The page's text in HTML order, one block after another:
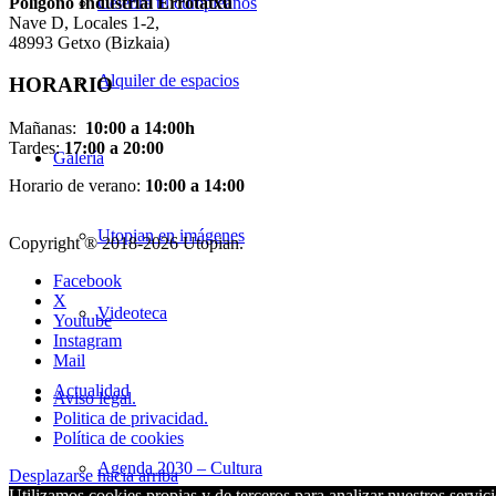
Alquiler de espacios
Galería
Utopian en imágenes
Videoteca
Actualidad
Agenda 2030 – Cultura
Nave D, Locales 1-2,
48993 Getxo (Bizkaia)
HORARIO
Mañanas: 10:00 a 14:00h
Tardes:17:00 a 20:00
Horario de verano: 10:00 a 14:00
Copyright ® 2018-2026 Utopian.
Facebook
X
Youtube
Instagram
Mail
Aviso legal.
Politica de privacidad.
Política de cookies
Desplazarse hacia arriba